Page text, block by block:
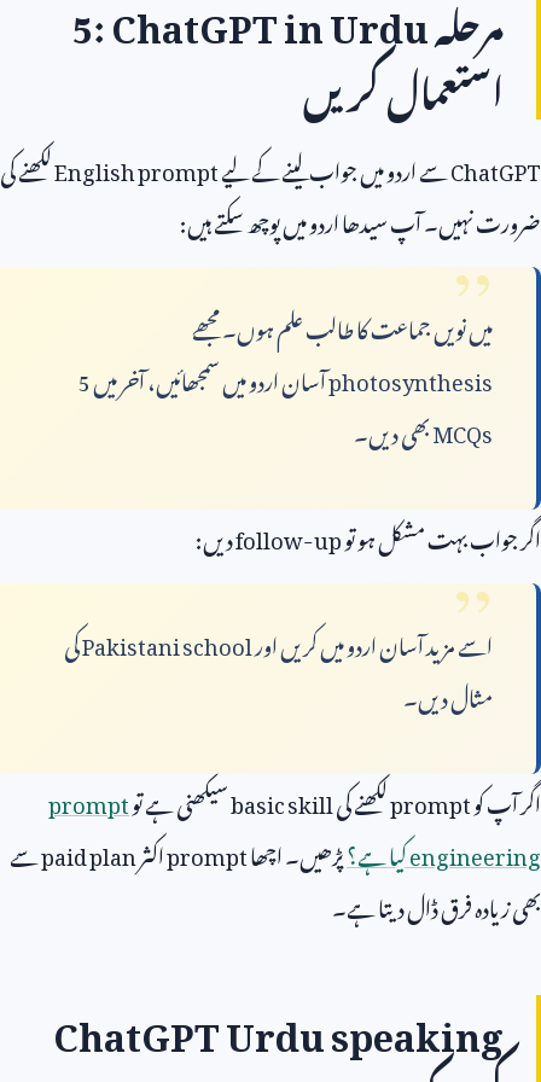
مرحلہ5: ChatGPT in Urdu
استعمال کریں
ChatGPTسے اردو میں جواب لینے کے لیےEnglish promptلکھنے کی
ضرورت نہیں۔ آپ سیدھا اردو میں پوچھ سکتے ہیں:
میں نویں جماعت کا طالب علم ہوں۔ مجھے
photosynthesisآسان اردو میں سمجھائیں، آخر میں5
MCQsبھی دیں۔
اگر جواب بہت مشکل ہو توfollow-upدیں:
اسے مزید آسان اردو میں کریں اورPakistani schoolکی
مثال دیں۔
اگر آپ کوpromptلکھنے کیbasic skillسیکھنی ہے توprompt
engineeringکیا ہے؟پڑھیں۔ اچھاpromptاکثرpaid planسے
بھی زیادہ فرق ڈال دیتا ہے۔
ChatGPT Urdu speaking